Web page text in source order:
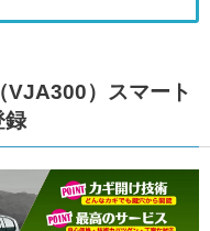
VJA300）スマート
録